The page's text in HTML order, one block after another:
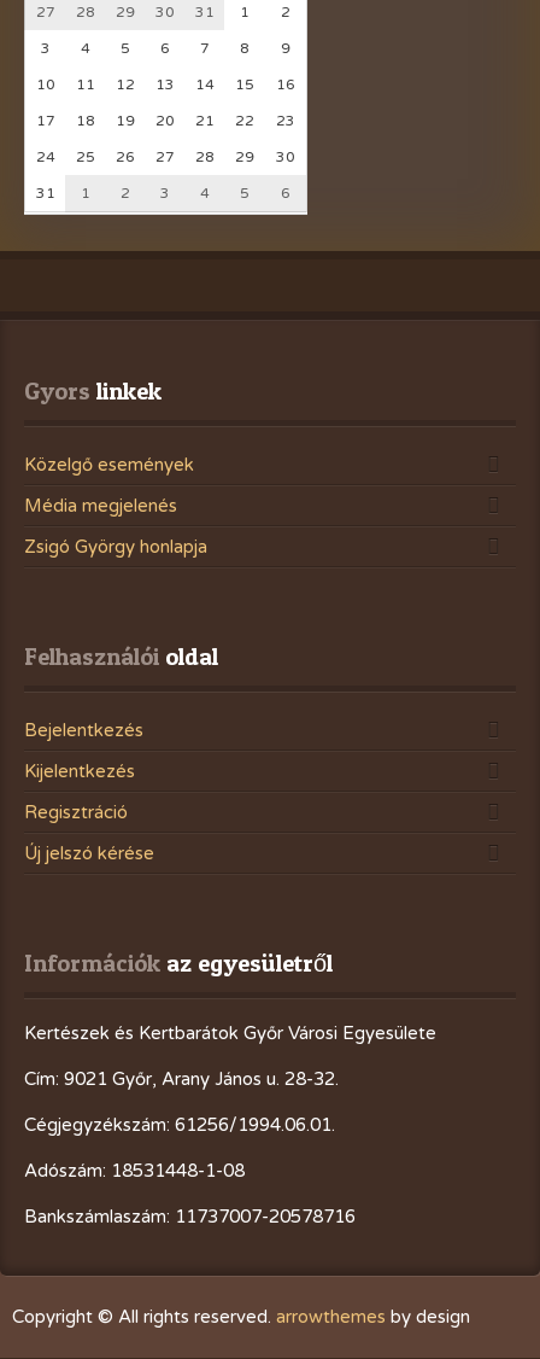
27 28 29 30 31 1 2
3 4 5 6 7 8 9
10 11 12 13 14 15 16
17 18 19 20 21 22 23
24 25 26 27 28 29 30
31 1 2 3 4 5 6
Gyors linkek
Közelgő események
Média megjelenés
Zsigó György honlapja
Felhasználói oldal
Bejelentkezés
Kijelentkezés
Regisztráció
Új jelszó kérése
Információk az egyesületről
Kertészek és Kertbarátok Győr Városi Egyesülete
Cím: 9021 Győr, Arany János u. 28-32.
Cégjegyzékszám: 61256/1994.06.01.
Adószám: 18531448-1-08
Bankszámlaszám: 11737007-20578716
Copyright © All rights reserved. arrowthemes by design